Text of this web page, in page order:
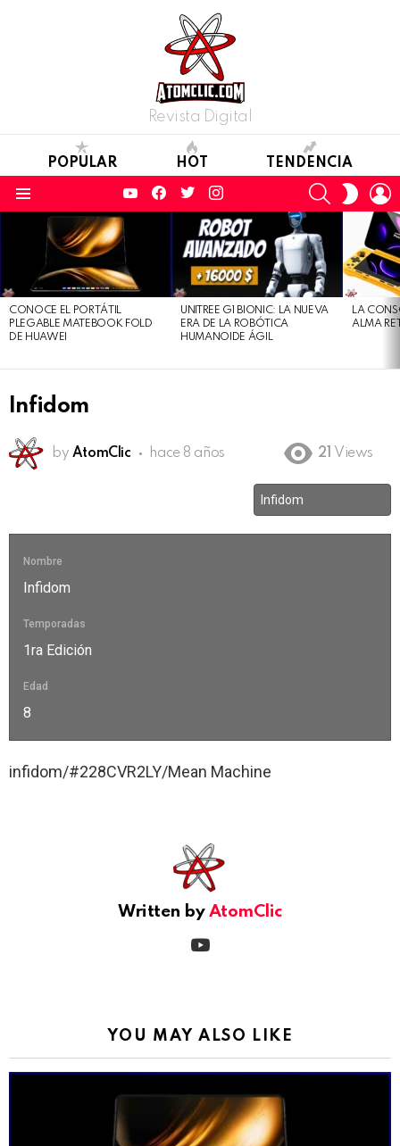
Revista Digital
POPULAR HOT TENDENCIA
YouTubeFacebook
TwitterInstagram SEARCH
SKIN
STORIES
CONOCE EL PORTÁTIL
PLEGABLE MATEBOOK FOLD
DE HUAWEI
UNITREE G1 BIONIC: LA NUEVA
ERA DE LA ROBÓTICA
HUMANOIDE ÁGIL
LA
ALMA
Infidom
by AtomClic hace 8 años 21 Views
Nombre
Infidom
Temporadas
1ra Edición
Edad
8
infidom/#228CVR2LY/Mean Machine
Written by AtomClic
YOU MAY ALSO LIKE